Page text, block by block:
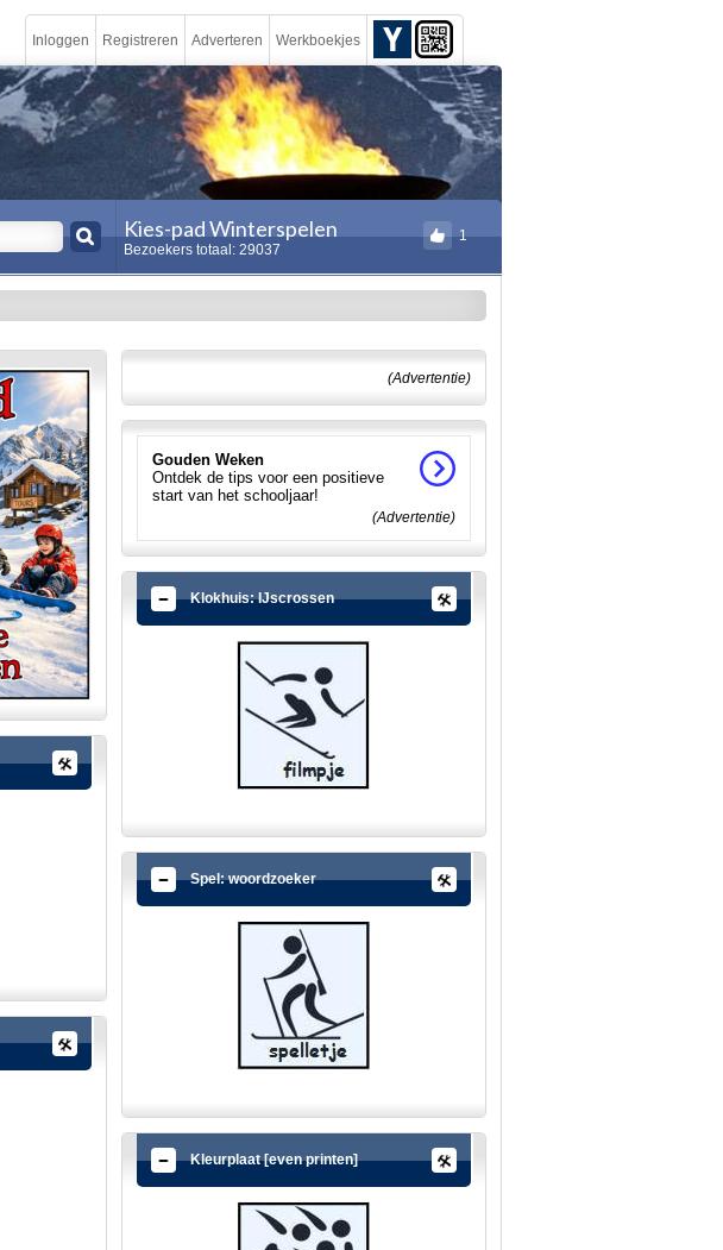
Inloggen Registreren Adverteren Werkboekjes
1
Kies-pad Winterspelen
Bezoekers totaal: 29037
(Advertentie)
Gouden Weken
Ontdek de tips voor een positieve
start van het schooljaar!
(Advertentie)
Klokhuis: IJscrossen
Spel: woordzoeker
Kleurplaat [even printen]